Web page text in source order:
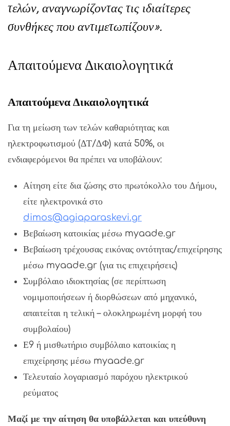
τελών, αναγνωρίζοντας τις ιδιαίτερες
συνθήκες που αντιμετωπίζουν».
Απαιτούμενα Δικαιολογητικά
Απαιτούμενα Δικαιολογητικά
Για τη μείωση των τελών καθαριότητας και
ηλεκτροφωτισμού (ΔΤ/ΔΦ) κατά 50%, οι
ενδιαφερόμενοι θα πρέπει να υποβάλουν:
Αίτηση είτε δια ζώσης στο πρωτόκολλο του Δήμου,
είτε ηλεκτρονικά στο
dimos@agiaparaskevi.gr
Βεβαίωση κατοικίας μέσω myaade.gr
Βεβαίωση τρέχουσας εικόνας οντότητας/επιχείρησης
μέσω myaade.gr (για τις επιχειρήσεις)
Συμβόλαιο ιδιοκτησίας (σε περίπτωση
νομιμοποιήσεων ή διορθώσεων από μηχανικό,
απαιτείται η τελική – ολοκληρωμένη μορφή του
συμβολαίου)
Ε9 ή μισθωτήριο συμβόλαιο κατοικίας η
επιχείρησης μέσω myaade.gr
Τελευταίο λογαριασμό παρόχου ηλεκτρικού
ρεύματος
Μαζί με την αίτηση θα υποβάλλεται και υπεύθυνη